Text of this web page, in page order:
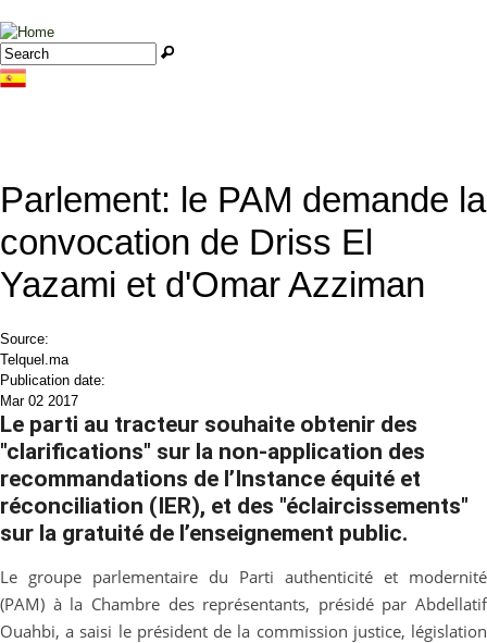
Jump to navigation
Search form
Search
Parlement: le PAM demande la
convocation de Driss El
Yazami et d'Omar Azziman
Source:
Telquel.ma
Publication date:
Mar 02 2017
Le parti au tracteur souhaite obtenir des
"clarifications" sur la non-application des
recommandations de l’Instance équité et
réconciliation (IER), et des "éclaircissements"
sur la gratuité de l’enseignement public.
Le groupe parlementaire du Parti authenticité et modernité
(PAM) à la Chambre des représentants, présidé par Abdellatif
Ouahbi, a saisi le président de la commission justice, législation